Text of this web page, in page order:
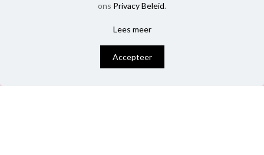
ons Privacy Beleid.
Lees meer
Accepteer